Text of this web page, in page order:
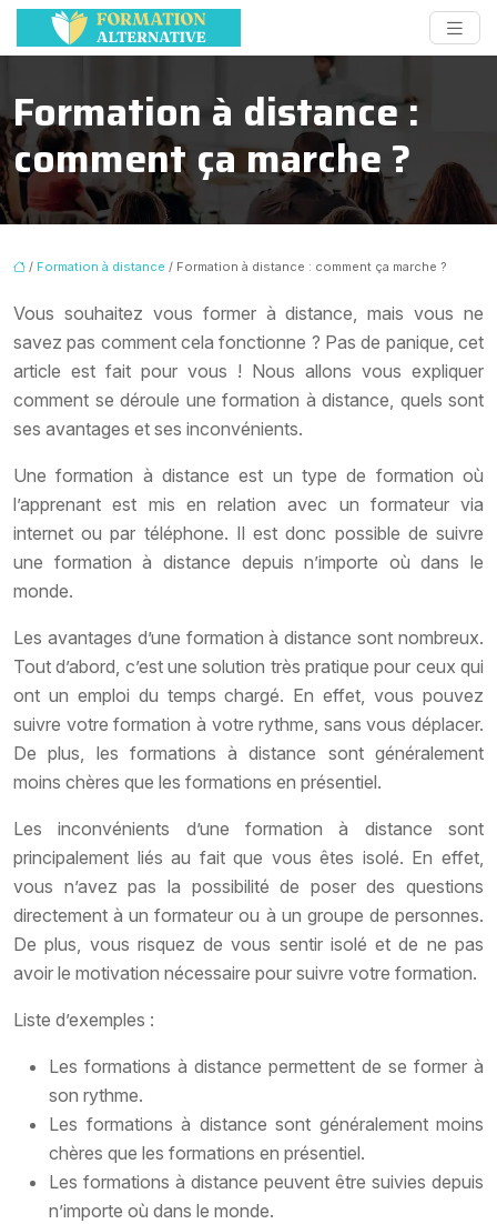
Formation à distance :
comment ça marche ?
/ Formation à distance / Formation à distance : comment ça marche ?
Vous souhaitez vous former à distance, mais vous ne
savez pas comment cela fonctionne ? Pas de panique, cet
article est fait pour vous ! Nous allons vous expliquer
comment se déroule une formation à distance, quels sont
ses avantages et ses inconvénients.
Une formation à distance est un type de formation où
l’apprenant est mis en relation avec un formateur via
internet ou par téléphone. Il est donc possible de suivre
une formation à distance depuis n’importe où dans le
monde.
Les avantages d’une formation à distance sont nombreux.
Tout d’abord, c’est une solution très pratique pour ceux qui
ont un emploi du temps chargé. En effet, vous pouvez
suivre votre formation à votre rythme, sans vous déplacer.
De plus, les formations à distance sont généralement
moins chères que les formations en présentiel.
Les inconvénients d’une formation à distance sont
principalement liés au fait que vous êtes isolé. En effet,
vous n’avez pas la possibilité de poser des questions
directement à un formateur ou à un groupe de personnes.
De plus, vous risquez de vous sentir isolé et de ne pas
avoir le motivation nécessaire pour suivre votre formation.
Liste d’exemples :
Les formations à distance permettent de se former à
son rythme.
Les formations à distance sont généralement moins
chères que les formations en présentiel.
Les formations à distance peuvent être suivies depuis
n’importe où dans le monde.